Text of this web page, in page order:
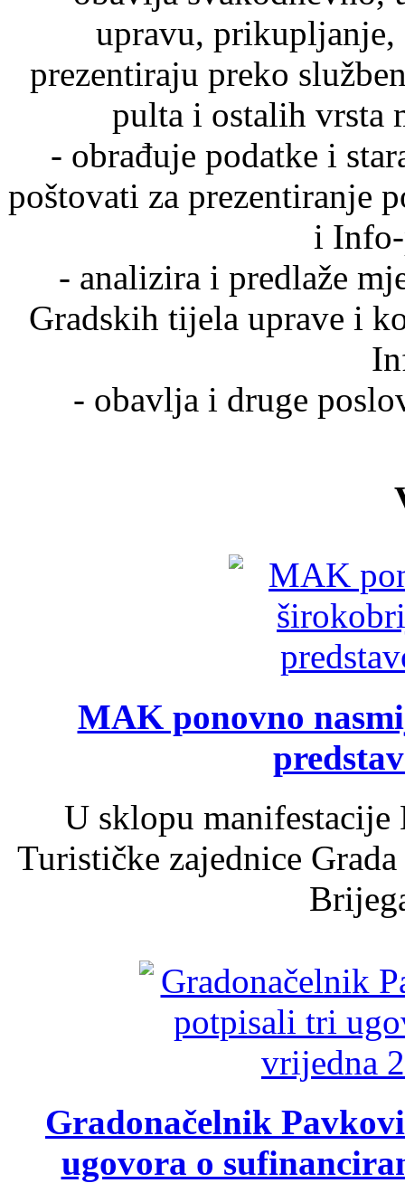
upravu, prikupljanje,
prezentiraju preko
pulta i ostalih vrsta
- obrađuje podatke i
poštovati za prezentiranje
i
- analizira i predlaže
Gradskih tijela uprave i
- obavlja i druge
MAK ponovno
U sklopu
Turističke zajednice
Gradonačelnik
ugovora o